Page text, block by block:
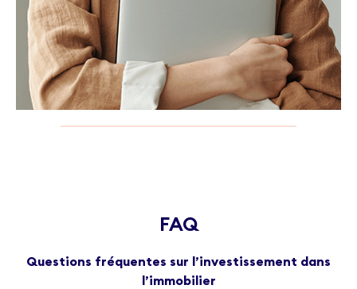
FAQ
Questions fréquentes sur l’investissement dans
l’immobilier